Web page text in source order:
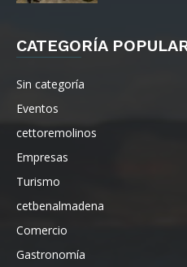
CATEGORÍA
Sin categoría
Eventos
cettoremolinos
Empresas
Turismo
cetbenalmadena
Comercio
Gastronomía